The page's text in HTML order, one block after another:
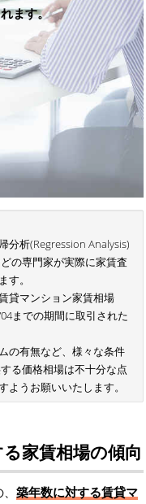
ます。
分析(Regression Analysis)
の専門家が実際に家賃査
。
貸マンション家賃相場
までの期間に取引された
の有無など、様々な条件
る価格相場は不十分な点
うお願いいたします。
家賃相場の傾向
築年数に対する賃貸マ